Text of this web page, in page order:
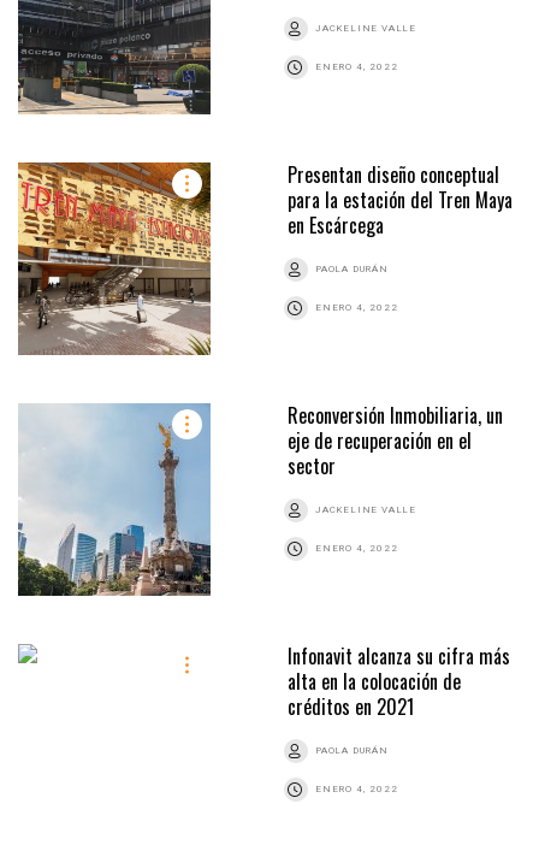
JACKELINE VALLE
ENERO 4, 2022
Presentan diseño conceptual
para la estación del Tren Maya
en Escárcega
PAOLA DURÁN
ENERO 4, 2022
Reconversión Inmobiliaria, un
eje de recuperación en el
sector
JACKELINE VALLE
ENERO 4, 2022
Infonavit alcanza su cifra más
alta en la colocación de
créditos en 2021
PAOLA DURÁN
ENERO 4, 2022